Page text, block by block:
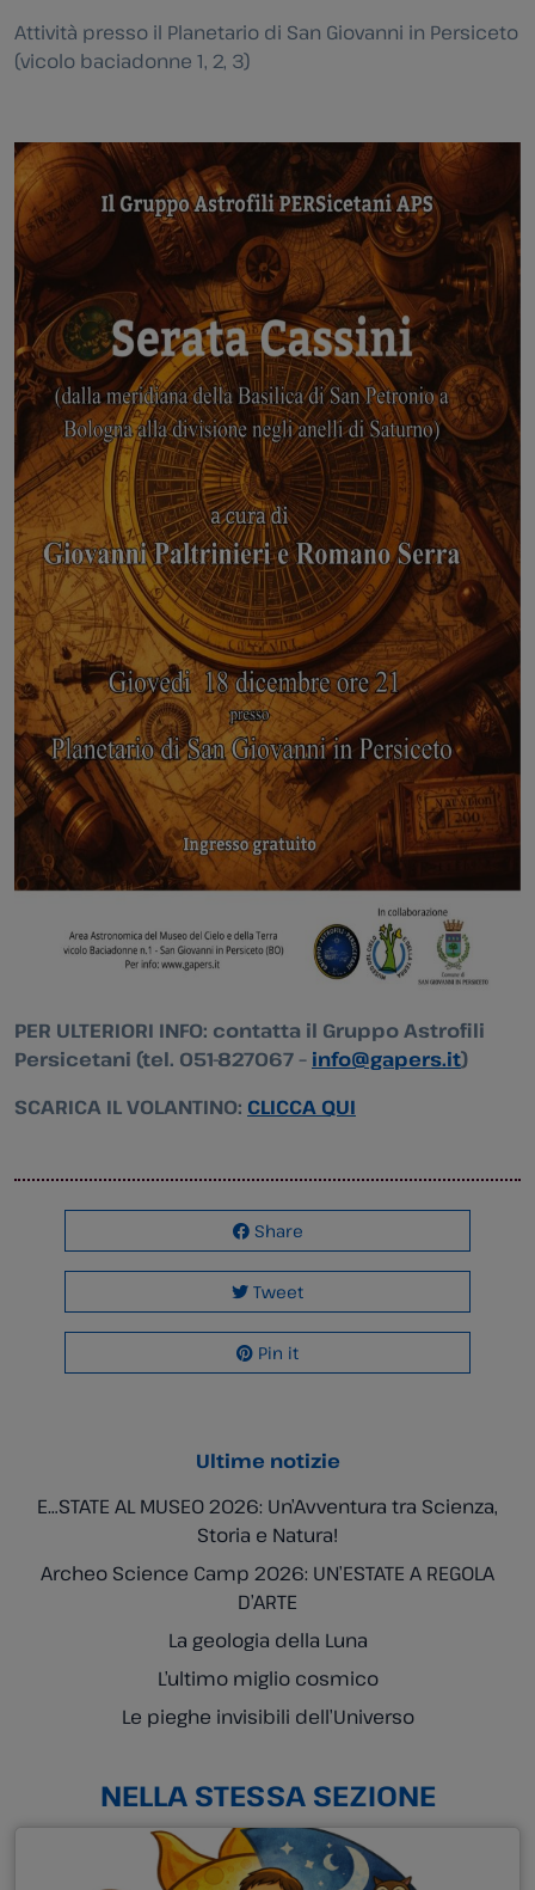
Attività presso il Planetario di San Giovanni in Persiceto
(vicolo baciadonne 1, 2, 3)
PER ULTERIORI INFO: contatta il Gruppo Astrofili
Persicetani (tel. 051-827067 – info@gapers.it)
SCARICA IL VOLANTINO: CLICCA QUI
Share
Tweet
Pin it
Ultime notizie
E…STATE AL MUSEO 2026: Un’Avventura tra Scienza,
Storia e Natura!
Archeo Science Camp 2026: UN’ESTATE A REGOLA
D’ARTE
La geologia della Luna
L’ultimo miglio cosmico
Le pieghe invisibili dell’Universo
NELLA STESSA SEZIONE